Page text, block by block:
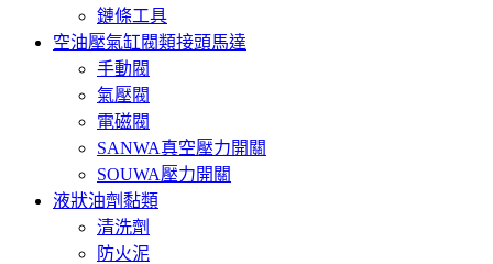
鏈條工具
空油壓氣缸閥類接頭馬達
手動閥
氣壓閥
電磁閥
SANWA真空壓力開關
SOUWA壓力開關
液狀油劑黏類
清洗劑
防火泥